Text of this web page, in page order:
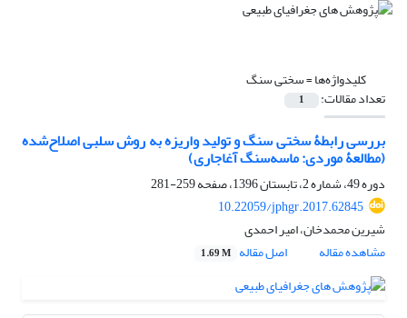
کلیدواژه‌ها =سختی سنگ
تعداد مقالات: 1
بررسی رابطۀ سختی سنگ و تولید واریزه به روش سلبی اصلاح‌شده
(مطالعۀ موردی: ماسه‌سنگ آغاجاری)
دوره 49، شماره 2، تابستان 1396، صفحه
259-281
10.22059/jphgr.2017.62845
شیرین محمدخان، امیر احمدی
مشاهده مقاله
اصل مقاله 1.69 M